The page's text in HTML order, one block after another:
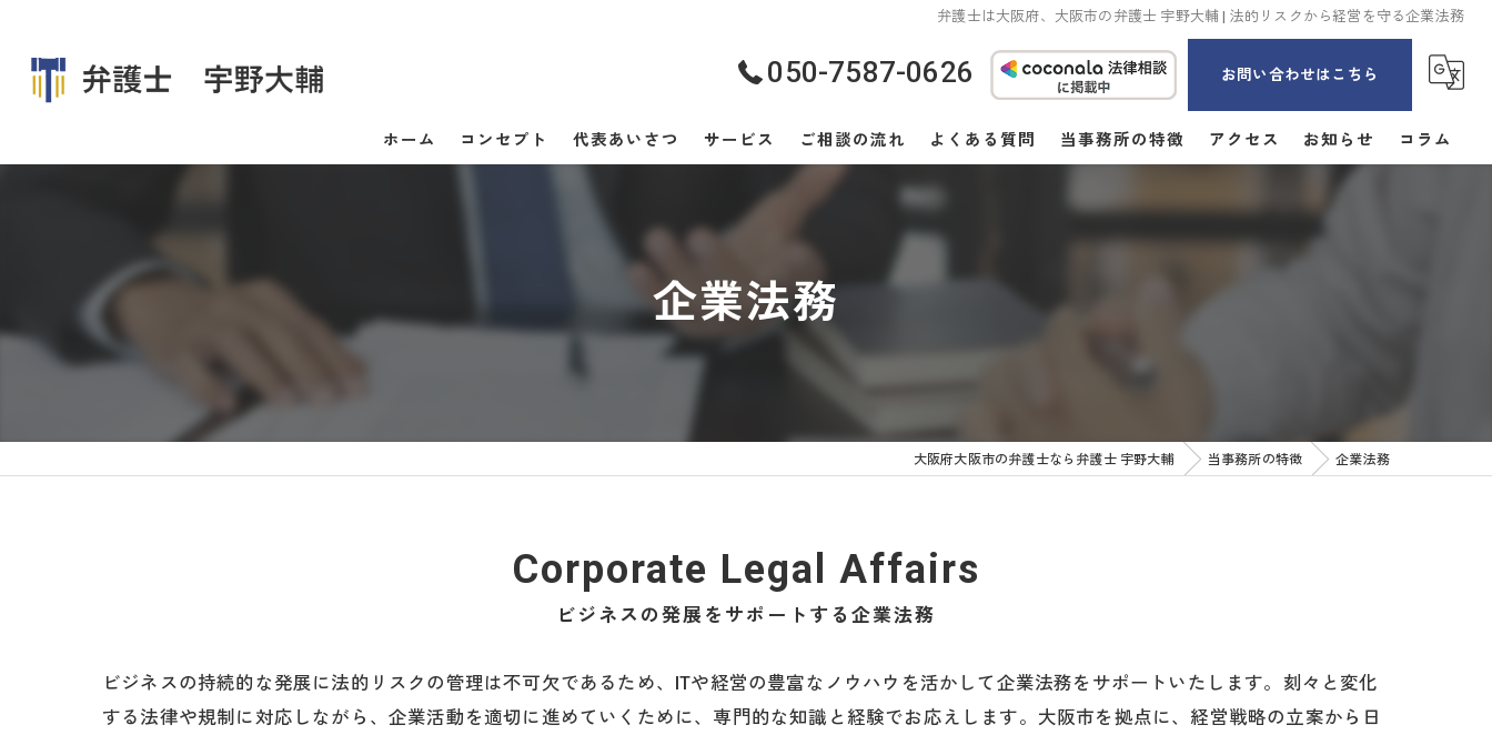
弁護士は大阪府、大阪市の弁護士 宇野大輔 | 法的リスクから経営を守る企業法務
050-7587-0626 お問い合わせはこちら
ホーム コンセプト 代表あいさつ サービス ご相談の流れ よくある質問 当事務所の特徴
男女問題
アクセス お知らせ コラム
企業法務
大阪府大阪市の弁護士なら弁護士 宇野大輔 当事務所の特徴 企業法務
ビジネスの発展をサポートする企業法務
Corporate Legal Affairs
ビジネスの持続的な発展に法的リスクの管理は不可欠であるため、ITや経営の豊富なノウハウを活かして企業法務をサポートいたします。刻々と変化
する法律や規制に対応しながら、企業活動を適切に進めていくために、専門的な知識と経験でお応えします。大阪市を拠点に、経営戦略の立案から日